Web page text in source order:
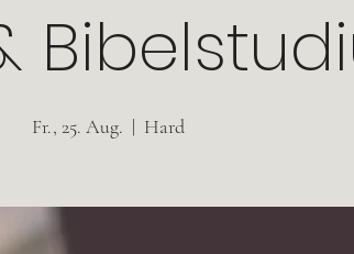
Fr., 25. Aug.
  |
Hard